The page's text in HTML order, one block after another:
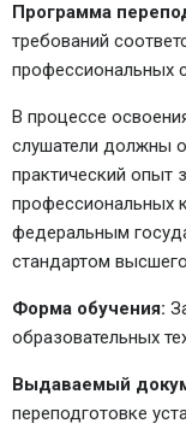
Программа
требований
профессиональных
В процессе
слушатели должны
практический опыт
профессиональных
федеральным
стандартом
Форма обучения:
образовательных
Выдаваемый
переподготовке